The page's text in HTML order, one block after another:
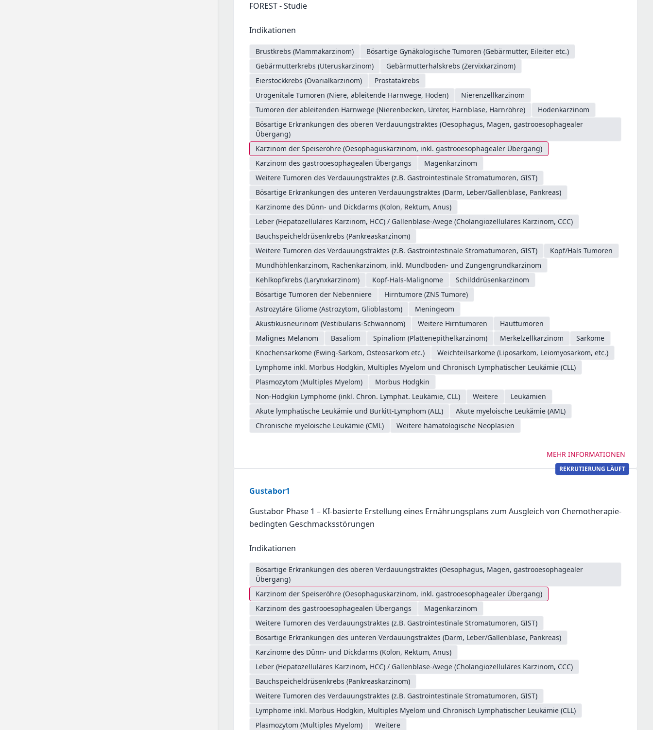
FOREST - Studie
Indikationen
Brustkrebs (Mammakarzinom)
Bösartige Gynäkologische Tumoren (Gebärmutter, Eileiter etc.)
Gebärmutterkrebs (Uteruskarzinom)
Gebärmutterhalskrebs (Zervixkarzinom)
Eierstockkrebs (Ovarialkarzinom)
Prostatakrebs
Urogenitale Tumoren (Niere, ableitende Harnwege, Hoden)
Nierenzellkarzinom
Tumoren der ableitenden Harnwege (Nierenbecken, Ureter, Harnblase, Harnröhre)
Hodenkarzinom
Bösartige Erkrankungen des oberen Verdauungstraktes (Oesophagus, Magen, gastrooesophagealer
Übergang)
Karzinom der Speiseröhre (Oesophaguskarzinom, inkl. gastrooesophagealer Übergang)
Karzinom des gastrooesophagealen Übergangs
Magenkarzinom
Weitere Tumoren des Verdauungstraktes (z.B. Gastrointestinale Stromatumoren, GIST)
Bösartige Erkrankungen des unteren Verdauungstraktes (Darm, Leber/Gallenblase, Pankreas)
Karzinome des Dünn- und Dickdarms (Kolon, Rektum, Anus)
Leber (Hepatozelluläres Karzinom, HCC) / Gallenblase-/wege (Cholangiozelluläres Karzinom, CCC)
Bauchspeicheldrüsenkrebs (Pankreaskarzinom)
Weitere Tumoren des Verdauungstraktes (z.B. Gastrointestinale Stromatumoren, GIST)
Kopf/Hals Tumoren
Mundhöhlenkarzinom, Rachenkarzinom, inkl. Mundboden- und Zungengrundkarzinom
Kehlkopfkrebs (Larynxkarzinom)
Kopf-Hals-Malignome
Schilddrüsenkarzinom
Bösartige Tumoren der Nebenniere
Hirntumore (ZNS Tumore)
Astrozytäre Gliome (Astrozytom, Glioblastom)
Meningeom
Akustikusneurinom (Vestibularis-Schwannom)
Weitere Hirntumoren
Hauttumoren
Malignes Melanom
Basaliom Spinaliom (Plattenepithelkarzinom) Merkelzellkarzinom
Sarkome
Knochensarkome (Ewing-Sarkom, Osteosarkom etc.)
Weichteilsarkome (Liposarkom, Leiomyosarkom, etc.)
Lymphome inkl. Morbus Hodgkin, Multiples Myelom und Chronisch Lymphatischer Leukämie (CLL)
Plasmozytom (Multiples Myelom)
Morbus Hodgkin
Non-Hodgkin Lymphome (inkl. Chron. Lymphat. Leukämie, CLL)
Weitere
Leukämien
Akute lymphatische Leukämie und Burkitt-Lymphom (ALL)
Akute myeloische Leukämie (AML)
Chronische myeloische Leukämie (CML)
Weitere hämatologische Neoplasien
MEHR INFORMATIONEN
REKRUTIERUNG LÄUFT
Gustabor1
Gustabor Phase 1 – KI-basierte Erstellung eines Ernährungsplans zum Ausgleich von Chemotherapie-
bedingten Geschmacksstörungen
Indikationen
Bösartige Erkrankungen des oberen Verdauungstraktes (Oesophagus, Magen, gastrooesophagealer
Übergang)
Karzinom der Speiseröhre (Oesophaguskarzinom, inkl. gastrooesophagealer Übergang)
Karzinom des gastrooesophagealen Übergangs
Magenkarzinom
Weitere Tumoren des Verdauungstraktes (z.B. Gastrointestinale Stromatumoren, GIST)
Bösartige Erkrankungen des unteren Verdauungstraktes (Darm, Leber/Gallenblase, Pankreas)
Karzinome des Dünn- und Dickdarms (Kolon, Rektum, Anus)
Leber (Hepatozelluläres Karzinom, HCC) / Gallenblase-/wege (Cholangiozelluläres Karzinom, CCC)
Bauchspeicheldrüsenkrebs (Pankreaskarzinom)
Weitere Tumoren des Verdauungstraktes (z.B. Gastrointestinale Stromatumoren, GIST)
Lymphome inkl. Morbus Hodgkin, Multiples Myelom und Chronisch Lymphatischer Leukämie (CLL)
Plasmozytom (Multiples Myelom)
Weitere